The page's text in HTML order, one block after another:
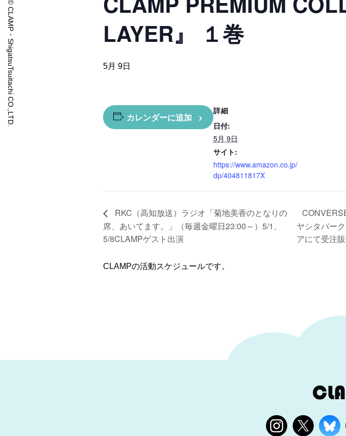
© CLAMP・ShigatsuTsuitachi CO.,LTD.
LAYER』 １巻
5月 9日
カレンダーに追加
詳細
日付:
5月 9日
サイト:
https://www.amazon.co.jp/
dp/404811817X
RKC（高知放送）ラジオ「菊地美香のとなりの
席、あいてます。」（毎週金曜日23:00～）5/1、
5/8CLAMPゲスト出演
ヤシタパー
アにて受注
CLAMPの活動スケジュールです。